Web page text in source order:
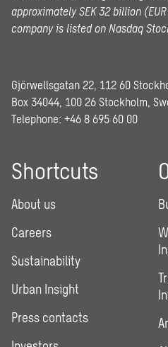
approximately SEK 32 billion
company is listed on Nasdaq
Gjörwellsgatan 22, 112 60
Box 34044, 100 26 Stockholm,
Telephone: +46 8 695 60 00
Shortcuts
About us
Careers
Sustainability
Urban Insight
Press contacts